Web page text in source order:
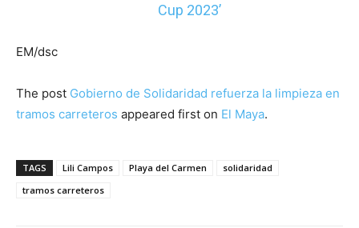
Cup 2023’
EM/dsc
The post Gobierno de Solidaridad refuerza la limpieza en
tramos carreteros appeared first on El Maya.
TAGS Lili Campos Playa del Carmen
solidaridad
tramos carreteros